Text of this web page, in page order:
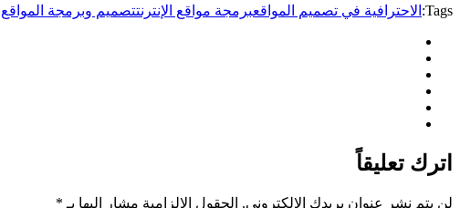
Tags: الاحترافية في تصميم المواقعبرمجة مواقع الإنترنتتصميم وبرمجة المواقع
اترك تعليقاً
لن يتم نشر عنوان بريدك الإلكتروني. الحقول الإلزامية مشار إليها بـ *